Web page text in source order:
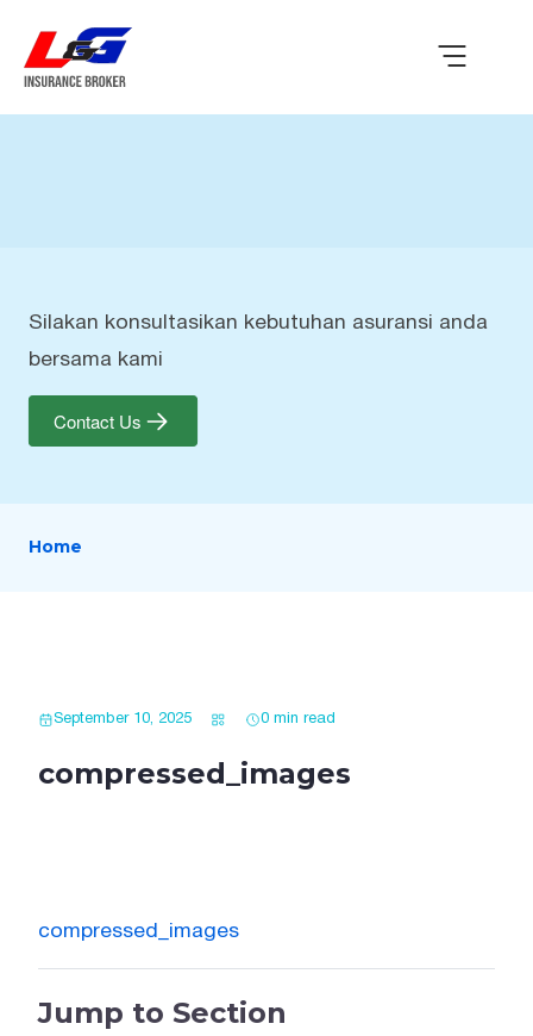
Silakan konsultasikan kebutuhan asuransi anda
bersama kami
Contact Us
Home
September 10, 2025 0 min read
compressed_images
compressed_images
Jump to Section